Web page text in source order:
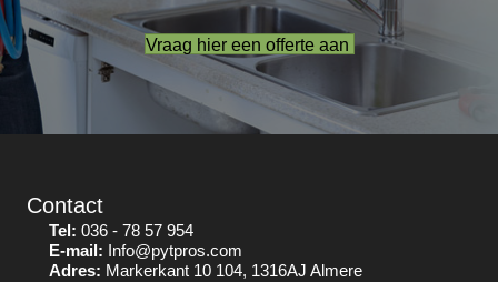
Vraag hier een offerte aan
Contact
Tel: 036 - 78 57 954
E-mail: Info@pytpros.com
Adres: Markerkant 10 104, 1316AJ Almere